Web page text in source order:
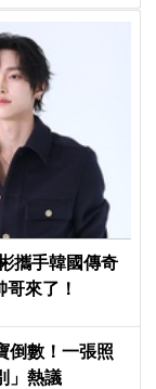
攜手韓國傳奇
來了！
倒數！一張照
」熱議